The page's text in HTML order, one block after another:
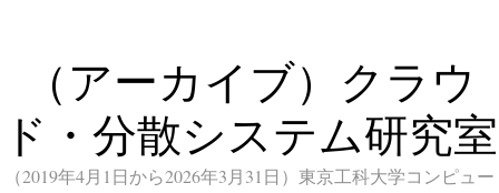
（アーカイブ）クラウ
ド・分散システム研究室
（2019年4月1日から2026年3月31日）東京工科大学コンピュー